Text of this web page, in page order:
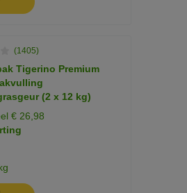
(1405)
Tigerino Premium
(2 x 12 kg)
€ 26,98